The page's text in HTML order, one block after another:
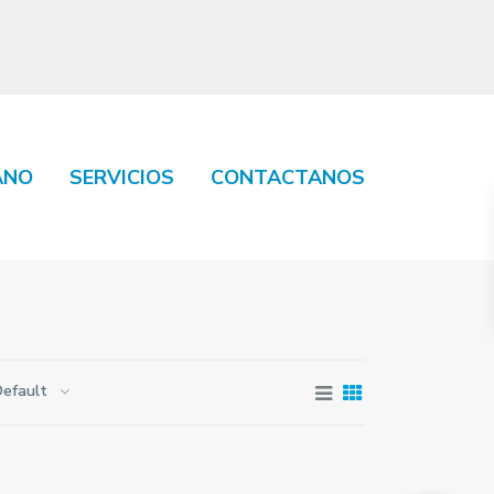
SERVICIOS CONTACTANOS